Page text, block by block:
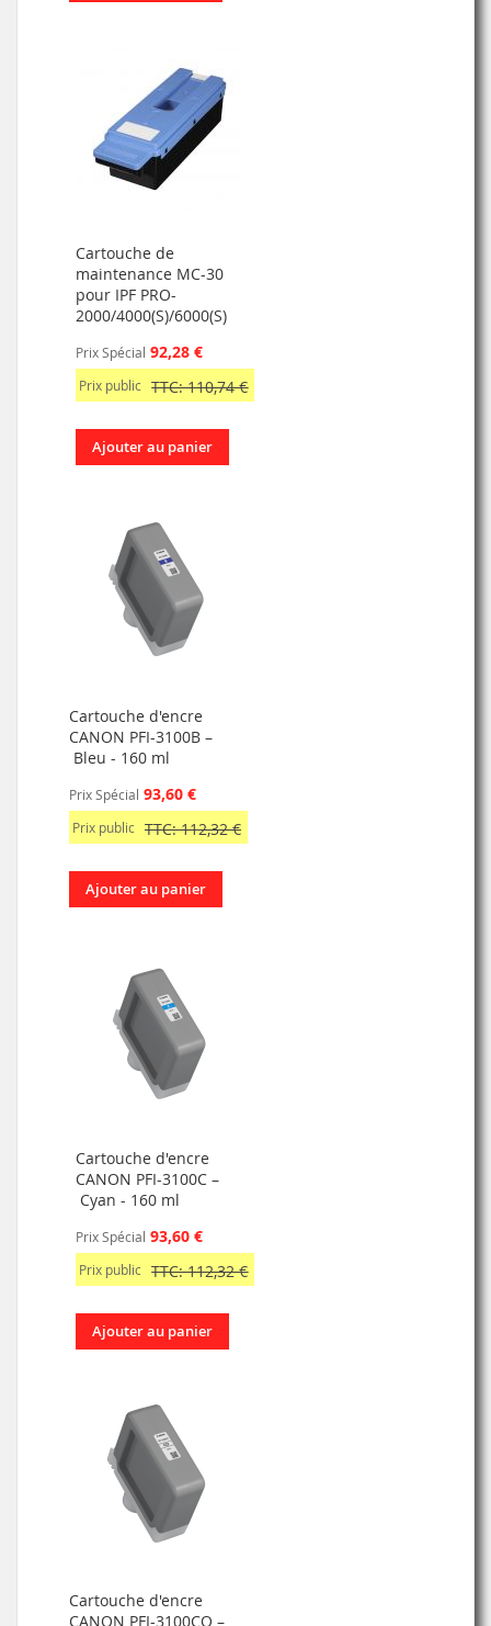
Cartouche de
maintenance MC-30
pour IPF PRO-
2000/4000(S)/6000(S)
Prix Spécial 92,28 €
Prix public TTC: 110,74 €
Ajouter au panier
Cartouche d'encre
CANON PFI-3100B –
Bleu - 160 ml
Prix Spécial 93,60 €
Prix public TTC: 112,32 €
Ajouter au panier
Cartouche d'encre
CANON PFI-3100C –
Cyan - 160 ml
Prix Spécial 93,60 €
Prix public TTC: 112,32 €
Ajouter au panier
Cartouche d'encre
CANON PFI-3100CO –